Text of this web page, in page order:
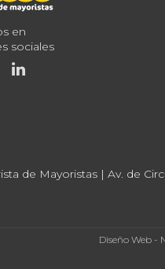
en
sociales
de Mayoristas | Av. de
Diseño Web -